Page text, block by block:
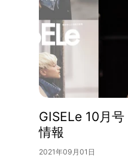
GISELe 10月
情報
2021年09月01日